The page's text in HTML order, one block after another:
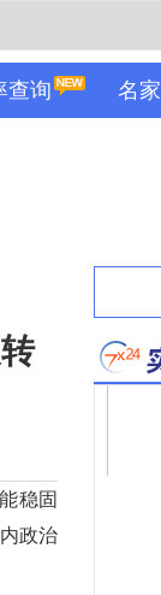
查询 名
稳固
政治